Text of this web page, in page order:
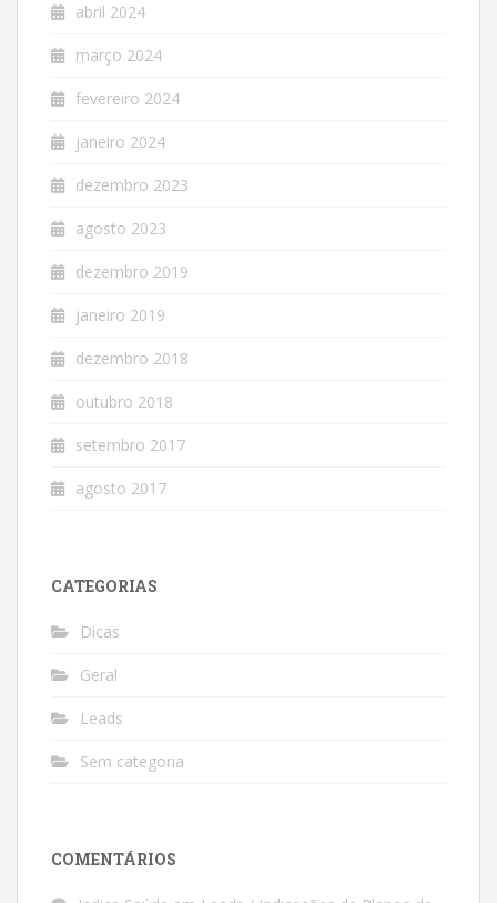
abril 2024
março 2024
fevereiro 2024
janeiro 2024
dezembro 2023
agosto 2023
dezembro 2019
janeiro 2019
dezembro 2018
outubro 2018
setembro 2017
agosto 2017
CATEGORIAS
Dicas
Geral
Leads
Sem categoria
COMENTÁRIOS